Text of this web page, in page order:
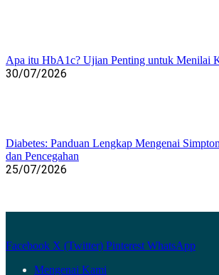
Apa itu HbA1c? Ujian Penting untuk Menilai
30/07/2026
Diabetes: Panduan Lengkap Mengenai
dan Pencegahan
25/07/2026
Facebook X (Twitter) Pinterest WhatsApp
Mengenai Kami